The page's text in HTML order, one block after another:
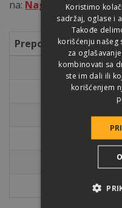
na: Nagib krova za
Preporučujemo
letve, kontra
krovna folija
drvena
toplotna izolacija
montirani gips
daščana obloga
Koristimo
sadržaj, oglase i
Takođe
korišćenju našeg
za
kombinovati sa
ste im dali ili
korišćenjem